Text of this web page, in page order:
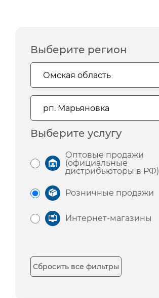
Выберите регион
Выберите услугу
Оптовые продажи
(официальные
дистрибьюторы в РФ)
Розничные продажи
Интернет-магазины
Сбросить все фильтры